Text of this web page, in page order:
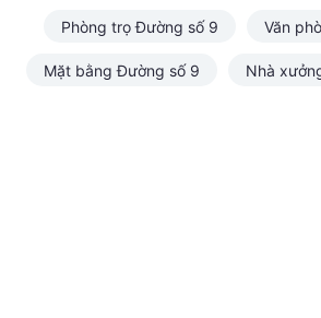
Phòng trọ Đường số 9 Văn
Mặt bằng Đường số 9 Nhà